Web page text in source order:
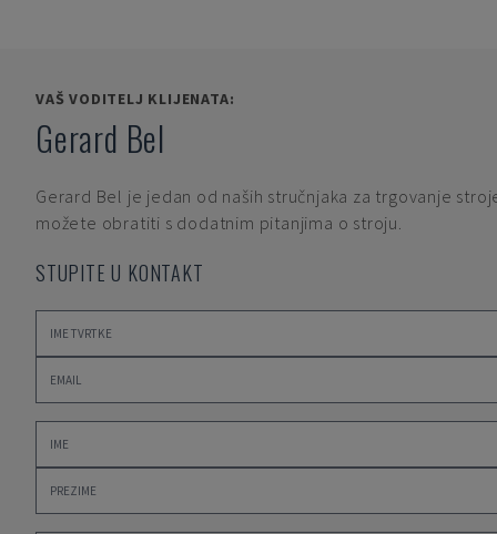
VAŠ VODITELJ KLIJENATA:
Gerard Bel
Gerard Bel je jedan od naših stručnjaka za trgovanje
možete obratiti s dodatnim pitanjima o stroju.
STUPITE U KONTAKT